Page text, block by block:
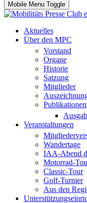
Mobile Menu Toggle
Aktuelles
Über den MPC
Vorstand
Organe
Historie
Satzung
Mitglieder
Publikationen
Veranstaltungen
Wandertage
IAA-Abend
Motorrad-
Classic-Tour
Golf-Turnier
Aus den